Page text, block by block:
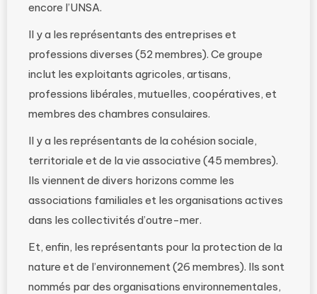
encore l’UNSA.
Il y a les représentants des entreprises et
professions diverses (52 membres). Ce groupe
inclut les exploitants agricoles, artisans,
professions libérales, mutuelles, coopératives, et
membres des chambres consulaires.
Il y a les représentants de la cohésion sociale,
territoriale et de la vie associative (45 membres).
Ils viennent de divers horizons comme les
associations familiales et les organisations actives
dans les collectivités d’outre-mer.
Et, enfin, les représentants pour la protection de la
nature et de l’environnement (26 membres). Ils sont
nommés par des organisations environnementales,